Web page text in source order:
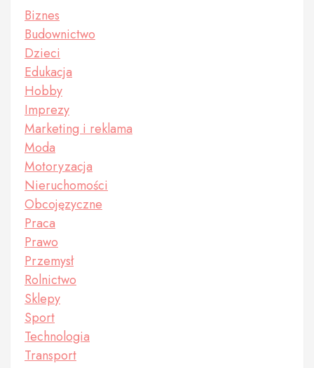
Biznes
Budownictwo
Dzieci
Edukacja
Hobby
Imprezy
Marketing i reklama
Moda
Motoryzacja
Nieruchomości
Obcojęzyczne
Praca
Prawo
Przemysł
Rolnictwo
Sklepy
Sport
Technologia
Transport